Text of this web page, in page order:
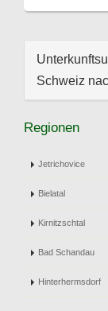
Schweiz
Regionen
Jetrichovice
Bielatal
Kirnitzschtal
Bad Schandau
Hinterhermsdorf